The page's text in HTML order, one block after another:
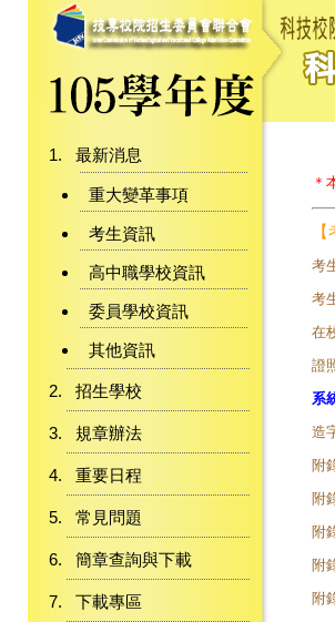
最新消息
重大變革事項
考生資訊
高中職學校資訊
委員學校資訊
其他資訊
招生學校
規章辦法
重要日程
常見問題
簡章查詢與下載
下載專區
＊
考
考
在
證
系
造
附
附
附
附
附